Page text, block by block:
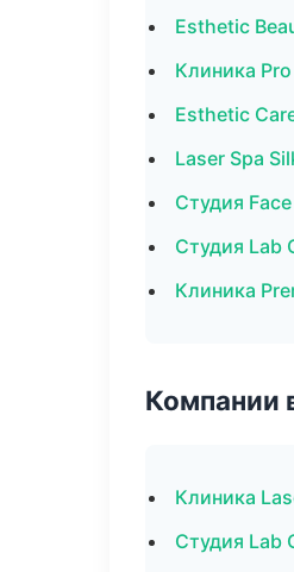
Esthetic
Клиника
Esthetic
Laser Spa
Студия
Студия Lab
Клиника
Компании
Клиника
Студия Lab